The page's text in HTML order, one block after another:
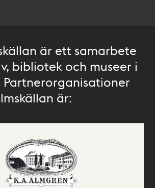
är ett samarbete
bibliotek och museer i
Partnerorganisationer
är: